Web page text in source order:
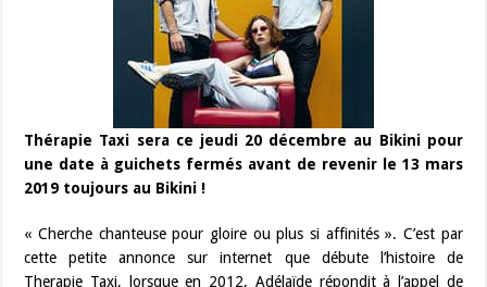
Thérapie Taxi sera ce jeudi 20 décembre au Bikini pour
une date à guichets fermés avant de revenir le 13 mars
2019 toujours au Bikini !
« Cherche chanteuse pour gloire ou plus si affinités ». C’est par
cette petite annonce sur internet que débute l’histoire de
Therapie Taxi, lorsque en 2012, Adélaïde répondit à l’appel de